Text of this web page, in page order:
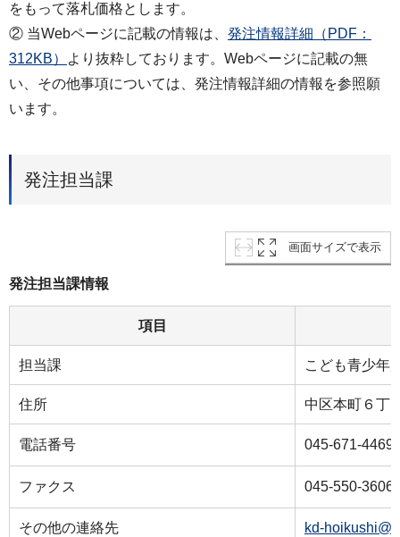
をもって落札価格とします。
② 当Webページに記載の情報は、 発注情報詳細（PDF：
312KB）
より抜粋しております。Webページに記載の無
い、その他事項については、発注情報詳細の情報を参照願
います。
発注担当課
画面サイズで表示
発注担当課情報
項目
担当課 こども青少年
住所 中区本町６丁
電話番号 045-671-4469
ファクス 045-550-3606
その他の連絡先 kd-